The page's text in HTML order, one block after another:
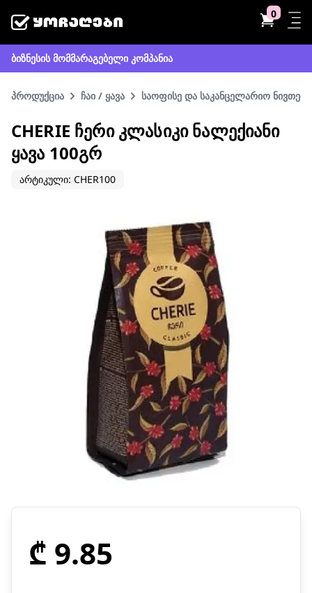
0
ბიზნესის მომმარაგებელი კომპანია
პროდუქცია ჩაი / ყავა საოფისე და საკანცელარიო ნივთები
CHERIE ᲩᲔᲠᲘ ᲙᲚᲐᲡᲘᲙᲘ ᲜᲐᲚᲔᲥᲘᲐᲜᲘ
ᲧᲐᲕᲐ 100ᲒᲠ
არტიკული: CHER100
₾ 9.85